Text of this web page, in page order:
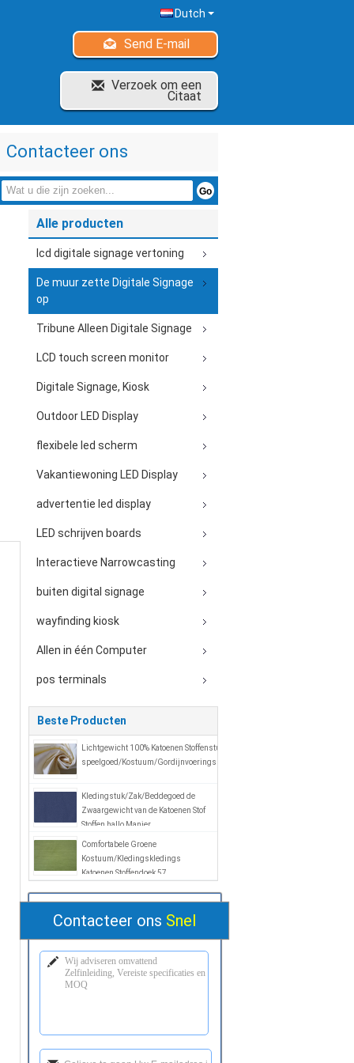
Dutch
Send E-mail
Verzoek om een
Citaat
Contacteer ons
Alle producten
lcd digitale signage vertoning
De muur zette Digitale Signage
op
Tribune Alleen Digitale Signage
LCD touch screen monitor
Digitale Signage, Kiosk
Outdoor LED Display
flexibele led scherm
Vakantiewoning LED Display
advertentie led display
LED schrijven boards
Interactieve Narrowcasting
buiten digital signage
wayfinding kiosk
Allen in één Computer
pos terminals
Beste Producten
Lichtgewicht 100% Katoenen Stoffenstuk
speelgoed/Kostuum/Gordijnvoeringsstof
Kledingstuk/Zak/Beddegoed de
Zwaargewicht van de Katoenen Stof
Stoffen hallo Manier
Comfortabele Groene
Kostuum/Kledingskledings
Katoenen Stoffendoek 57
Contacteer ons Snel